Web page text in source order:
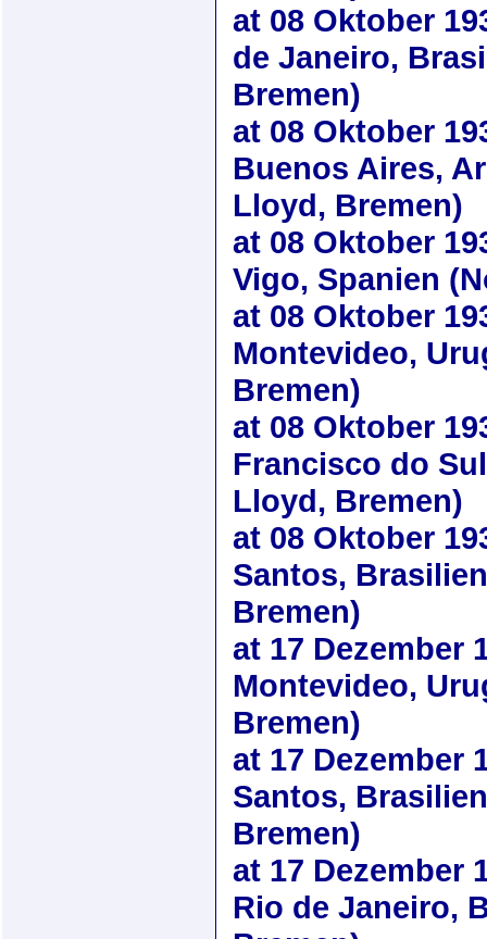
at 08 Oktober
de Janeiro,
Bremen)
at 08 Oktober
Buenos Aires,
Lloyd, Bremen)
at 08 Oktober
Vigo, Spanien
at 08 Oktober
Montevideo,
Bremen)
at 08 Oktober
Francisco do
Lloyd, Bremen)
at 08 Oktober
Santos,
Bremen)
at 17 Dezember
Montevideo,
Bremen)
at 17 Dezember
Santos,
Bremen)
at 17 Dezember
Rio de Janeiro,